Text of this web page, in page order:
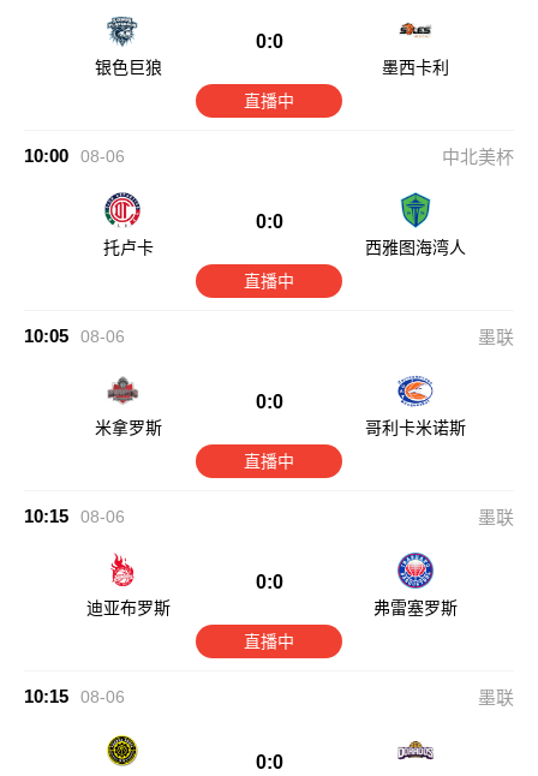
银色巨狼
0:0
墨西卡利
直播中
10:00 08-06 中北美杯
托卢卡
0:0
西雅图海湾人
直播中
10:05 08-06 墨联
米拿罗斯
0:0
哥利卡米诺斯
直播中
10:15 08-06 墨联
迪亚布罗斯
0:0
弗雷塞罗斯
直播中
10:15 08-06 墨联
0:0